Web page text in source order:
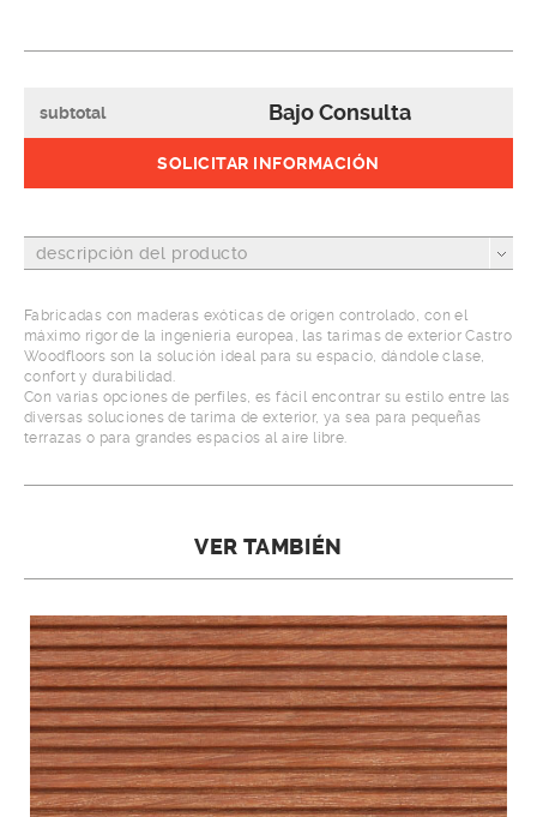
subtotal Bajo Consulta
SOLICITAR INFORMACIÓN
descripción del producto
Fabricadas con maderas exóticas de origen controlado, con el
máximo rigor de la ingeniería europea, las tarimas de exterior Castro
Woodfloors son la solución ideal para su espacio, dándole clase,
confort y durabilidad.
Con varias opciones de perfiles, es fácil encontrar su estilo entre las
diversas soluciones de tarima de exterior, ya sea para pequeñas
terrazas o para grandes espacios al aire libre.
VER TAMBIÉN